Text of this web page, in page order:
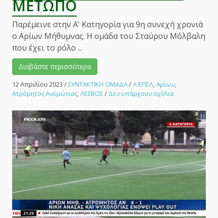
ΜΕΤΩΠΟ
Παρέμεινε στην Α' Κατηγορία για 9η συνεχή χρονιά
ο Αρίων Μήθυμνας. Η ομάδα του Σταύρου Μόλβαλη
που έχει το ρόλο ...
Διαβάστε περισσότερα
12 Απριλίου 2023 /ΣΥΝΤΑΚΤΙΚΗ ΟΜΑΔΑ/Α ΕΠΣΛ Αρίων
Ατρόμητος Ανεμώτιας ΛΕΣΒΟΣ/ Δεν υπάρχουν σχόλιαστο
(σ)έξι
και
παραμένει
στην
Α’
Κατηγορία
ο
Αρίων
ΑΘΛΗΤΙΚΟ
ΜΕΤΩΠΟ